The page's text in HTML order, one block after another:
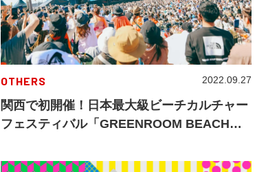
OTHERS
関西で初開催！日本最大級ビーチカルチャー
フェスティバル「GREENROOM BEACH」
アーティストが会場を熱気の渦につつんだ2
2022.09.27